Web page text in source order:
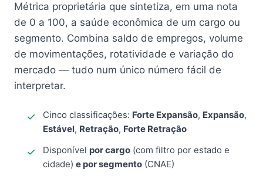
Métrica proprietária que sintetiza, em uma nota
de 0 a 100, a saúde econômica de um cargo ou
segmento. Combina saldo de empregos, volume
de movimentações, rotatividade e variação do
mercado — tudo num único número fácil de
interpretar.
Cinco classificações: Forte Expansão, Expansão,
Estável, Retração, Forte Retração
Disponível por cargo (com filtro por estado e
cidade) e por segmento (CNAE)